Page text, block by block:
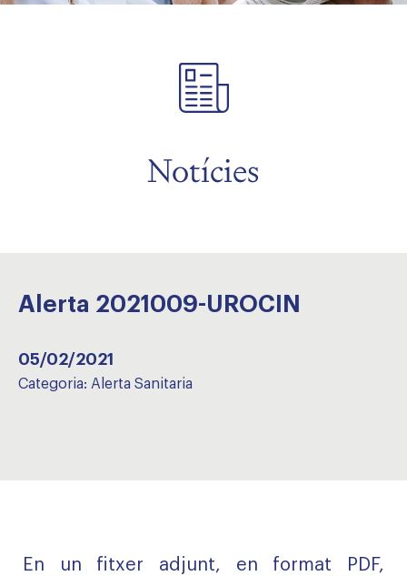
Notícies
Alerta 2021009-UROCIN
05/02/2021
Categoria: Alerta Sanitaria
En un fitxer adjunt, en format PDF,